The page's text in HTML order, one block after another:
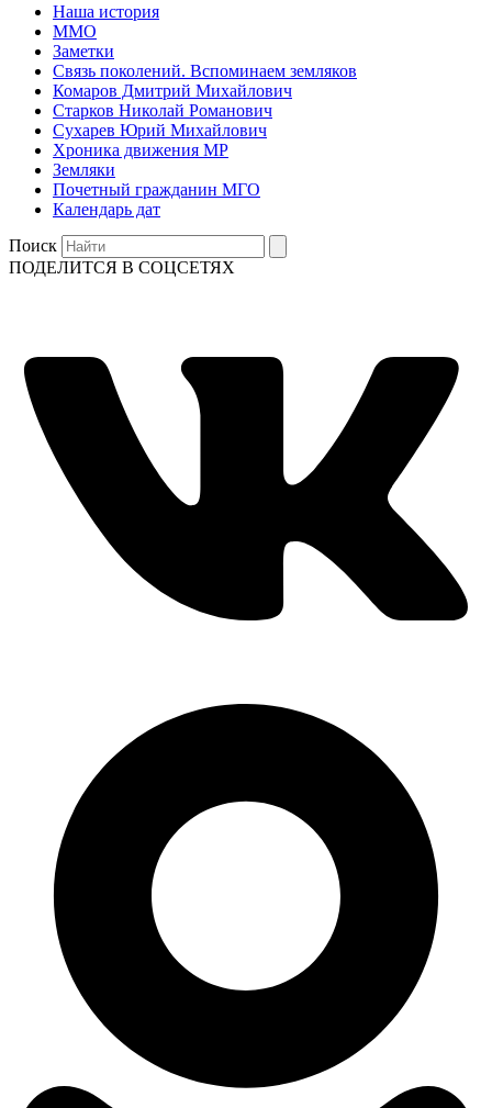
Наша история
ММО
Заметки
Связь поколений. Вспоминаем земляков
Комаров Дмитрий Михайлович
Старков Николай Романович
Сухарев Юрий Михайлович
Хроника движения МР
Земляки
Почетный гражданин МГО
Календарь дат
Поиск
ПОДЕЛИТСЯ В СОЦСЕТЯХ